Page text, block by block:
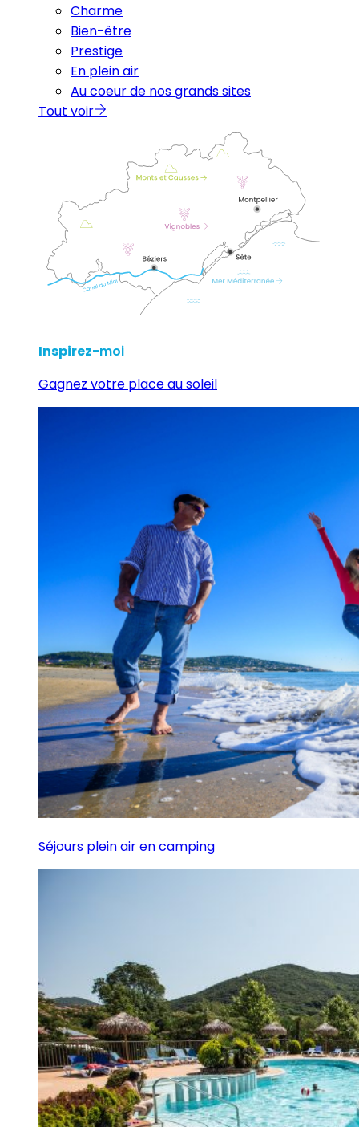
Charme
Bien-être
Prestige
En plein air
Au coeur de nos grands sites
Tout voir
Inspirez-moi
Gagnez votre place au soleil
Séjours plein air en camping